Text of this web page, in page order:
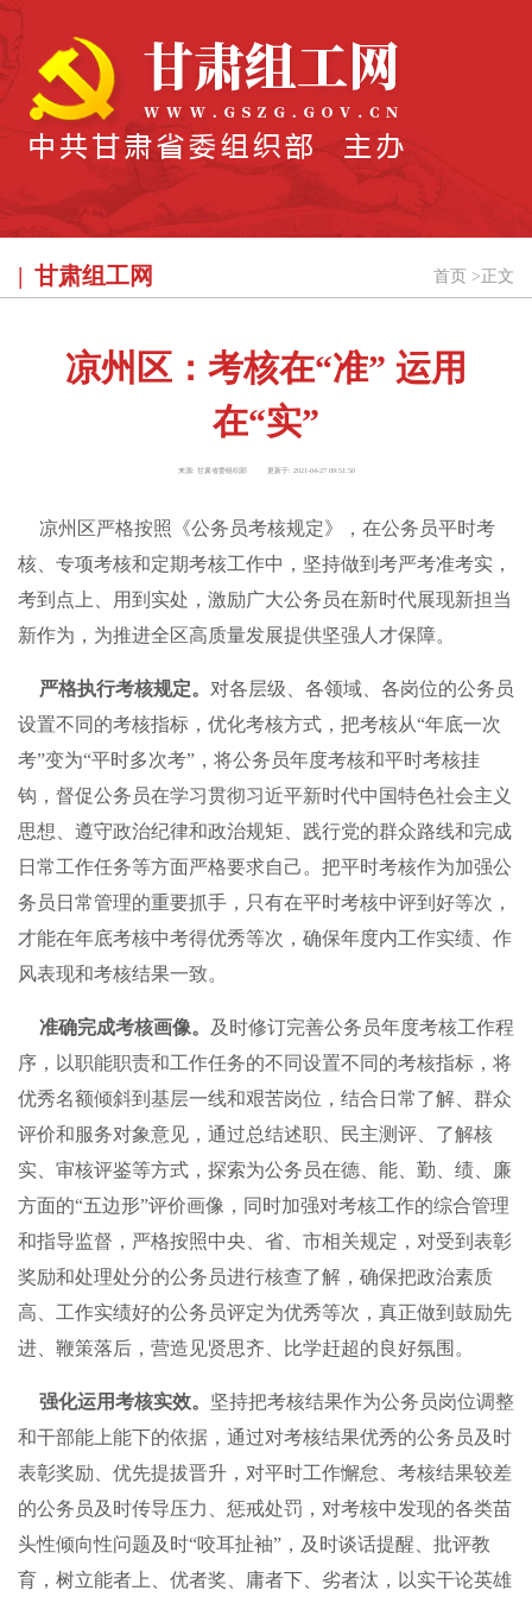
甘肃组工网 首页 > 正文
凉州区：考核在“准” 运用
在“实”
来源: 甘肃省委组织部 更新于: 2021-04-27 09:51:50
凉州区严格按照《公务员考核规定》，在公务员平时考
核、专项考核和定期考核工作中，坚持做到考严考准考实，
考到点上、用到实处，激励广大公务员在新时代展现新担当
新作为，为推进全区高质量发展提供坚强人才保障。
严格执行考核规定。 对各层级、各领域、各岗位的公务员
设置不同的考核指标，优化考核方式，把考核从“年底一次
考”变为“平时多次考”，将公务员年度考核和平时考核挂
钩，督促公务员在学习贯彻习近平新时代中国特色社会主义
思想、遵守政治纪律和政治规矩、践行党的群众路线和完成
日常工作任务等方面严格要求自己。把平时考核作为加强公
务员日常管理的重要抓手，只有在平时考核中评到好等次，
才能在年底考核中考得优秀等次，确保年度内工作实绩、作
风表现和考核结果一致。
准确完成考核画像。
及时修订完善公务员年度考核工作程
序，以职能职责和工作任务的不同设置不同的考核指标，将
优秀名额倾斜到基层一线和艰苦岗位，结合日常了解、群众
评价和服务对象意见，通过总结述职、民主测评、了解核
实、审核评鉴等方式，探索为公务员在德、能、勤、绩、廉
方面的“五边形”评价画像，同时加强对考核工作的综合管理
和指导监督，严格按照中央、省、市相关规定，对受到表彰
奖励和处理处分的公务员进行核查了解，确保把政治素质
高、工作实绩好的公务员评定为优秀等次，真正做到鼓励先
进、鞭策落后，营造见贤思齐、比学赶超的良好氛围。
强化运用考核实效。 坚持把考核结果作为公务员岗位调整
和干部能上能下的依据，通过对考核结果优秀的公务员及时
表彰奖励、优先提拔晋升，对平时工作懈怠、考核结果较差
的公务员及时传导压力、惩戒处罚，对考核中发现的各类苗
头性倾向性问题及时“咬耳扯袖”，及时谈话提醒、批评教
育，树立能者上、优者奖、庸者下、劣者汰，以实干论英雄